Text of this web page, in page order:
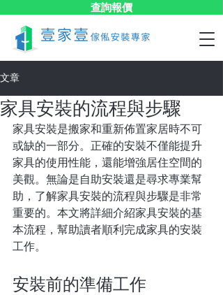
查詢報價
文章
家具安裝的流程與步驟
家具安裝是搬家和重新佈置家居時不可
或缺的一部分。正確的安裝不僅能提升
家具的使用性能，還能增強居住空間的
美觀。無論是自助安裝還是尋求專業幫
助，了解家具安裝的流程與步驟是非常
重要的。本文將詳細介紹家具安裝的基
本流程，幫助讀者順利完成家具的安裝
工作。
安裝前的準備工作